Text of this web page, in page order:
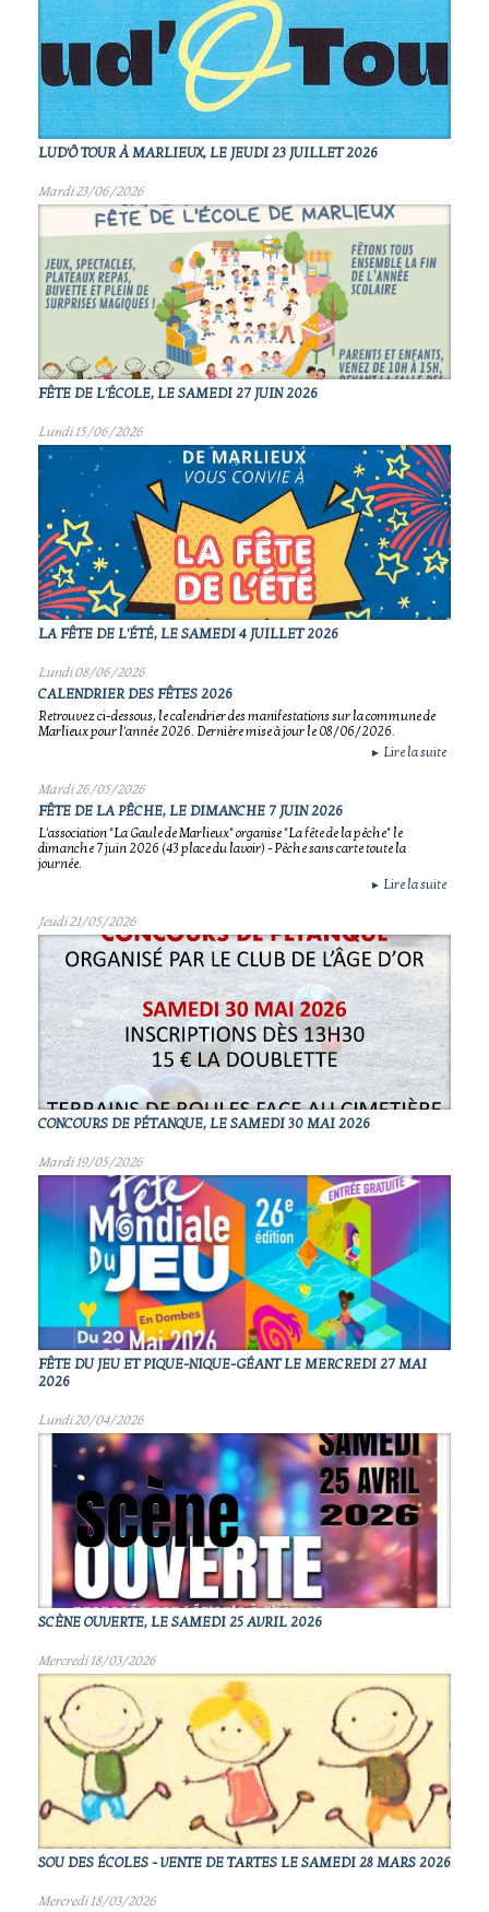
LUD'Ô TOUR À MARLIEUX, LE JEUDI 23 JUILLET 2026
Mardi 23/06/2026
FÊTE DE L'ÉCOLE, LE SAMEDI 27 JUIN 2026
Lundi 15/06/2026
LA FÊTE DE L'ÉTÉ, LE SAMEDI 4 JUILLET 2026
Lundi 08/06/2026
CALENDRIER DES FÊTES 2026
Retrouvez ci-dessous, le calendrier des manifestations sur la commune de
Marlieux pour l'année 2026. Dernière mise à jour le 08/06/2026.
► Lire la suite
Mardi 26/05/2026
FÊTE DE LA PÊCHE, LE DIMANCHE 7 JUIN 2026
L'association "La Gaule de Marlieux" organise "La fête de la pêche" le
dimanche 7 juin 2026 (43 place du lavoir) - Pêche sans carte toute la
journée.
► Lire la suite
Jeudi 21/05/2026
CONCOURS DE PÉTANQUE, LE SAMEDI 30 MAI 2026
Mardi 19/05/2026
FÊTE DU JEU ET PIQUE-NIQUE-GÉANT LE MERCREDI 27 MAI
2026
Lundi 20/04/2026
SCÈNE OUVERTE, LE SAMEDI 25 AVRIL 2026
Mercredi 18/03/2026
SOU DES ÉCOLES - VENTE DE TARTES LE SAMEDI 28 MARS 2026
Mercredi 18/03/2026